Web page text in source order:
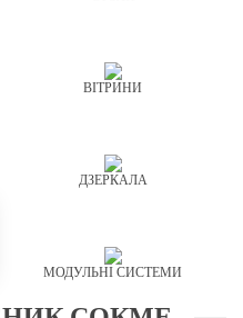
ВІТРИНИ
ДЗЕРКАЛА
МОДУЛЬНІ СИСТЕМИ